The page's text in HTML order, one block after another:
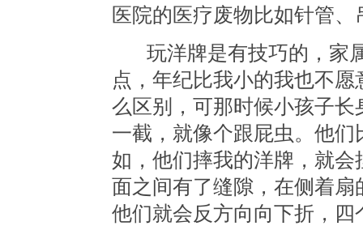
医院的医疗废物比如针管
玩洋牌是有技巧的，家
点，年纪比我小的我也不
么区别，可那时候小孩子
一截，就像个跟屁虫。他
如，他们摔我的洋牌，就
面之间有了缝隙，在侧着
他们就会反方向向下折，